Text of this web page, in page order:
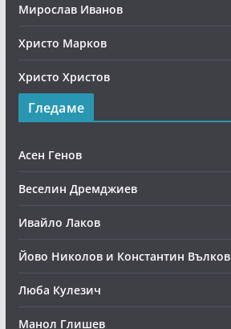
Мирослав Иванов
Христо Марков
Христо Христов
Гледаме
Асен Генов
Веселин Дремджиев
Ивайло Лаков
Йово Николов и Константин Вълков
Люба Кулезич
Манол Глишев